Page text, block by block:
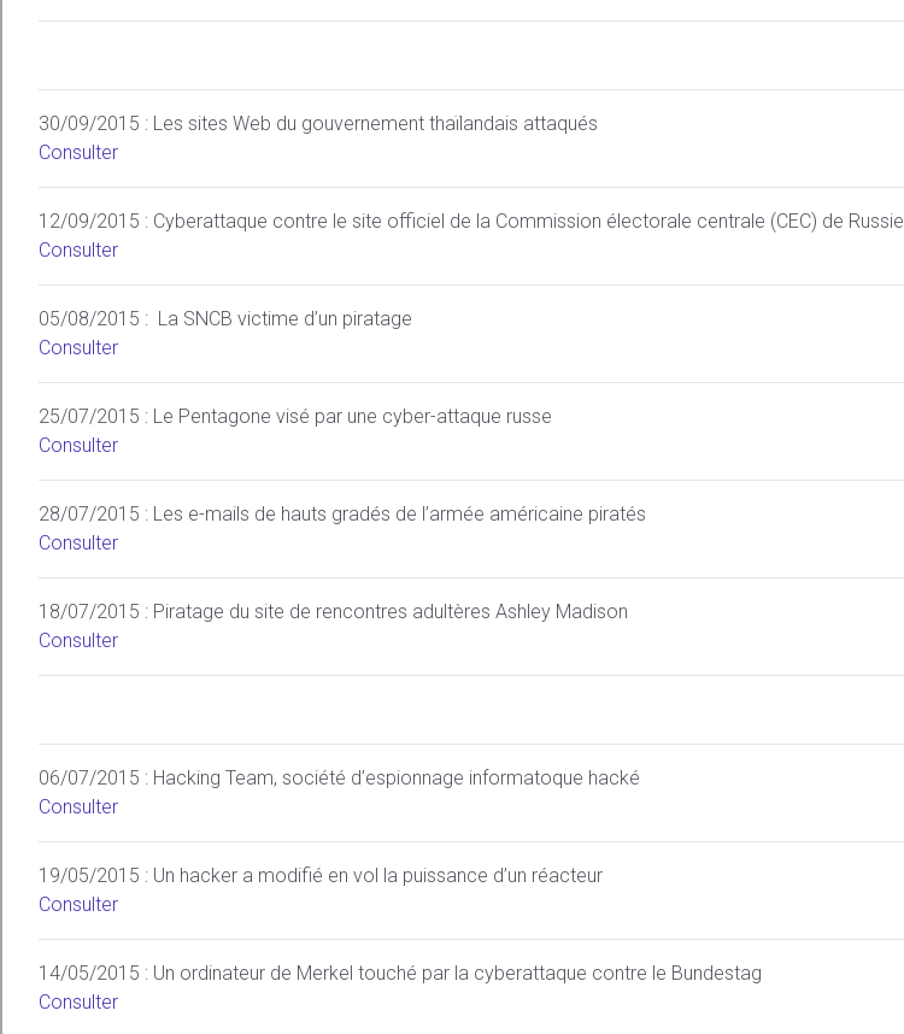
30/09/2015 : Les sites Web du gouvernement thaïlandais attaqués
Consulter
12/09/2015 : Cyberattaque contre le site officiel de la Commission électorale centrale (CEC) de Russie
Consulter
05/08/2015 : La SNCB victime d’un piratage
Consulter
25/07/2015 : Le Pentagone visé par une cyber-attaque russe
Consulter
28/07/2015 : Les e-mails de hauts gradés de l’armée américaine piratés
Consulter
18/07/2015 : Piratage du site de rencontres adultères Ashley Madison
Consulter
06/07/2015 : Hacking Team, société d’espionnage informatoque hacké
Consulter
19/05/2015 : Un hacker a modifié en vol la puissance d’un réacteur
Consulter
14/05/2015 : Un ordinateur de Merkel touché par la cyberattaque contre le Bundestag
Consulter